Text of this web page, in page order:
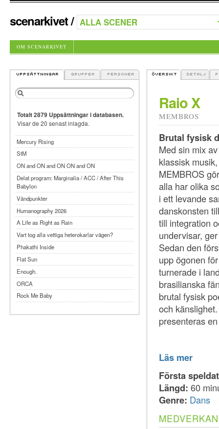
scenarkivet/
OM SCENARKIVET
Raio X
MEMBROS
Brutal fysisk
Med sin mix
klassisk
MEMBROS
alla har olika
i ett levande
danskonsten
till integration
undervisar,
Sedan den
upp ögonen
turnerade i
brasilianska
brutal fysisk
och
presenteras
Läs mer
Första
Längd: 60
Genre: Dans
Totalt 2879 Uppsättningar i databasen.
Visar de 20 senast inlagda.
Mercury Rising
StM
ON and ON and ON ON and ON
Delat program: Marginalia / ACC / After This
Babylon
Vändpunkter
Humanography 2026
A Life as Right as Rain
Vart tog alla vettiga heterokarlar vägen?
Phakathi Inside
Flat Sun
Enough.
ORCA
Rock Me Baby